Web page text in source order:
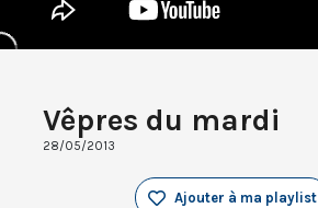
Vêpres du mardi
28/05/2013
Ajouter à ma playlist